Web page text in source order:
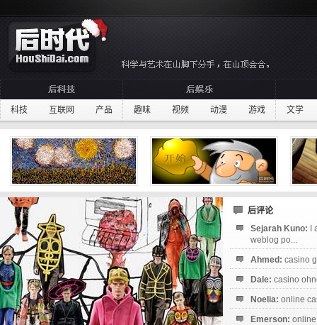
科技 互联网 产品 趣味 视频 动漫 游戏 文学
后评论
Sejarah Kuno:
weblog po...
Ahmed: casino
Dale: casino
Noelia: online
Emerson: